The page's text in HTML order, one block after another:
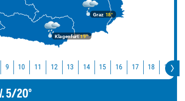
Graz 18°
Klagenfurt19°
9 10 11 12 13 14 15 16 17 18 19
5/20°